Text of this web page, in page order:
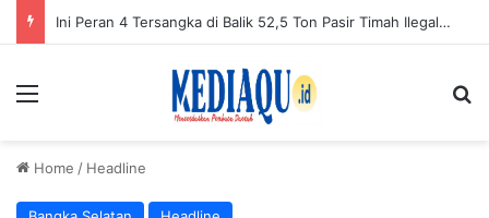
Ini Peran 4 Tersangka di Balik 52,5 Ton Pasir Timah Ilegal Belitung
Menu
Home / Headline